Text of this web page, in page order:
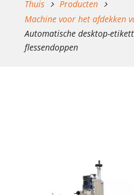
Thuis
Producten
Machine voor het afdekken
Automatische desktop-
flessendoppen